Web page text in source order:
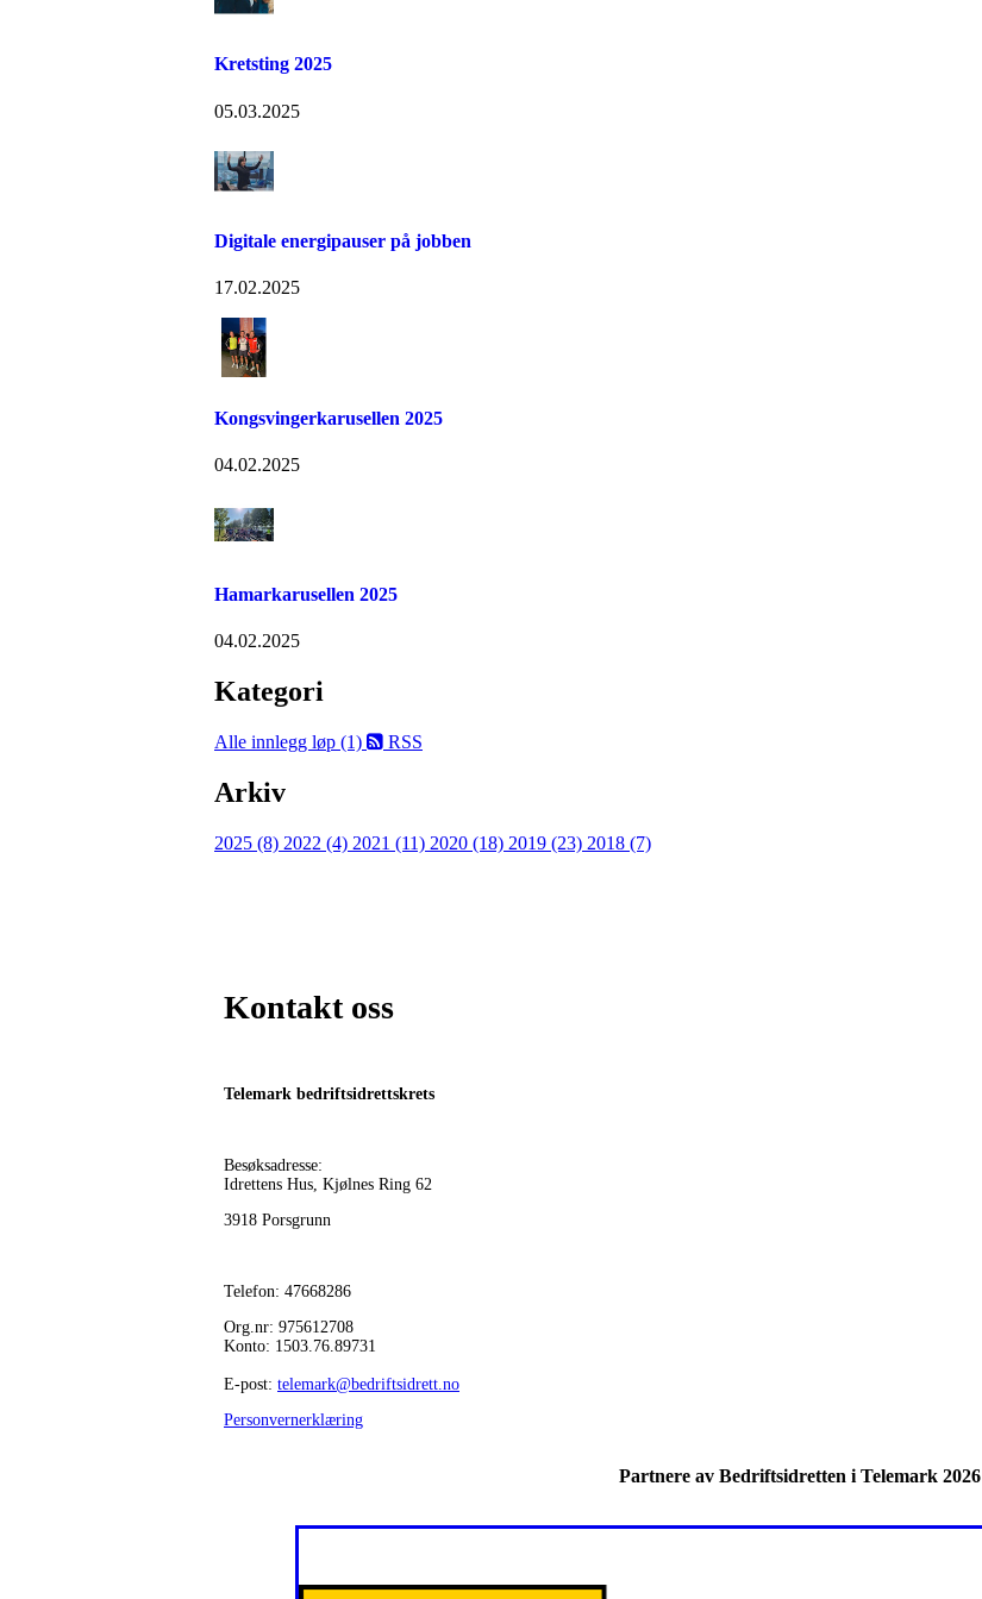
Kretsting 2025
05.03.2025
Digitale energipauser på jobben
17.02.2025
Kongsvingerkarusellen 2025
04.02.2025
Hamarkarusellen 2025
04.02.2025
Kategori
Alle innlegg løp (1) RSS
Arkiv
2025 (8) 2022 (4) 2021 (11) 2020 (18) 2019 (23) 2018 (7)
Kontakt oss
Telemark bedriftsidrettskrets
Besøksadresse:
Idrettens Hus, Kjølnes Ring 62
3918 Porsgrunn
Telefon: 47668286
Org.nr: 975612708
Konto: 1503.76.89731
E-post: telemark@bedriftsidrett.no
Personvernerklæring
Partnere av Bedriftsidretten i Telemark 2026